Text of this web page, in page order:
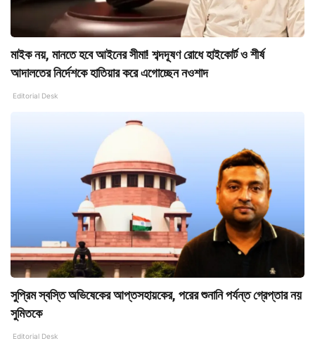
মাইক নয়, মানতে হবে আইনের সীমা! শব্দদূষণ রোধে হাইকোর্ট ও শীর্ষ
আদালতের নির্দেশকে হাতিয়ার করে এগোচ্ছেন নওশাদ
Editorial Desk
সুপ্রিম স্বস্তি অভিষেকের আপ্তসহায়কের, পরের শুনানি পর্যন্ত গ্রেপ্তার নয়
সুমিতকে
Editorial Desk